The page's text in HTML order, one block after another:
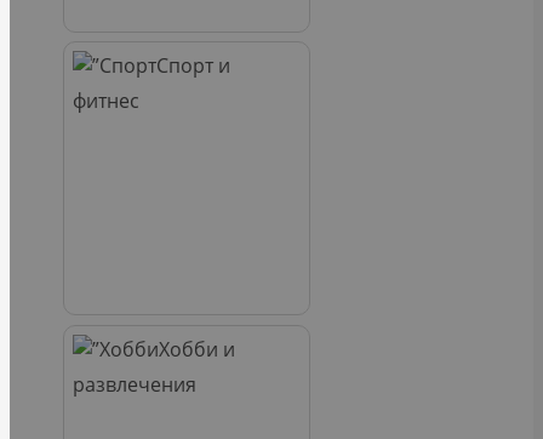
Спорт и
фитнес
Хобби и
развлечения